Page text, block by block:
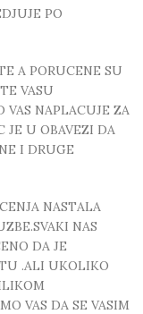
PO
A PORUCENE SU
VASU
VAS NAPLACUJE ZA
JE U OBAVEZI DA
I DRUGE
NASTALA
NAS
DA JE
.ALI UKOLIKO
VAS DA SE VASIM